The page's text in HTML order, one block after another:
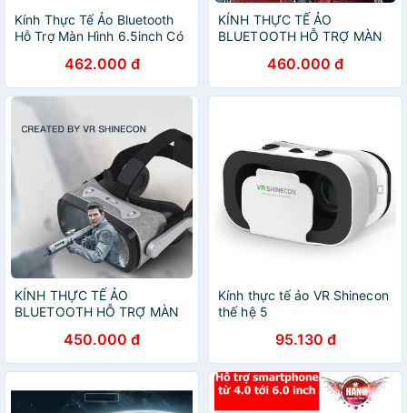
Kính Thực Tế Ảo Bluetooth
Hỗ Trợ Màn Hình 6.5inch Có
G07E/K0462.000 đ
KÍNH THỰC TẾ ẢO
BLUETOOTH HỖ TRỢ MÀN
VR SHINECON G07E/K0
460.000 đ
KÍNH THỰC TẾ ẢO
BLUETOOTH HỖ TRỢ MÀN
VR SHINECON G07E/K0
450.000 đ
Kính thực tế ảo VR Shinecon
thế hệ 5
95.130 đ